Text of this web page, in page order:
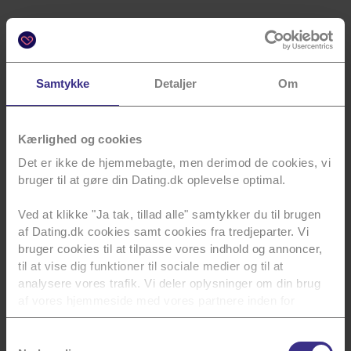
Samtykke Detaljer Om
Kærlighed og cookies
Det er ikke de hjemmebagte, men derimod de cookies, vi
bruger til at gøre din Dating.dk oplevelse optimal.
Ved at klikke "Ja tak, tillad alle" samtykker du til brugen
af Dating.dk cookies samt cookies fra tredjeparter. Vi
bruger cookies til at tilpasse vores indhold og annoncer,
til at vise dig funktioner til sociale medier og til at
analysere vores trafik. Vi deler oplysninger om din brug
sociale medier, annoncering og analyse. Vores partnere
Tips
Læs vores
tips til
din profil.
Bliv
klogere
Vi har
nogle af
Horoskoper
Se dit
horoskop for
Læs mere